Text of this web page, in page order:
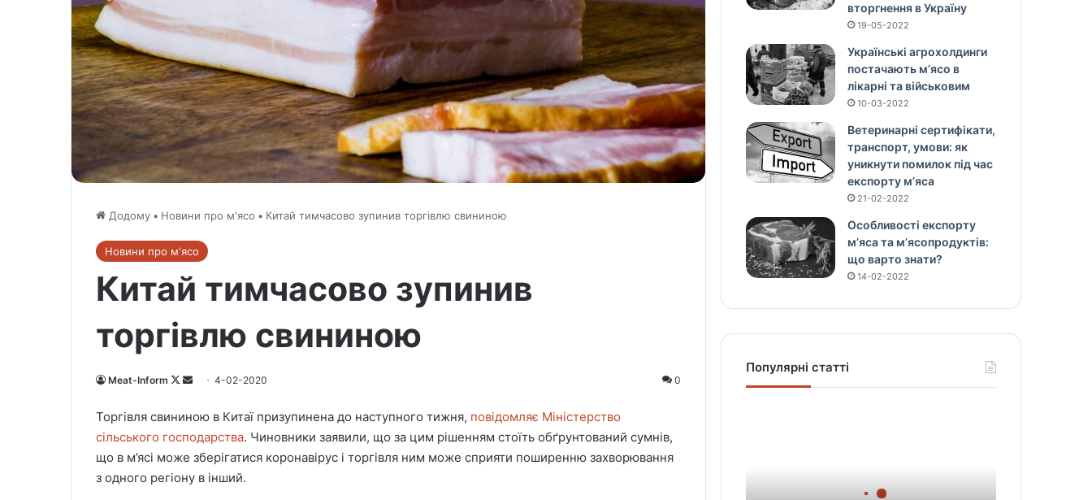
Додому • Новини про м'ясо • Китай тимчасово зупинив торгівлю свининою
Новини про м'ясо
Китай тимчасово зупинив
торгівлю свининою
Meat-Inform
F
l
l
o
w
n
d
a
n
4-02-2020 0
Торгівля свининою в Китаї призупинена до наступного тижня, повідомляє Міністерство
сільського господарства. Чиновники заявили, що за цим рішенням стоїть обґрунтований сумнів,
що в м’ясі може зберігатися коронавірус і торгівля ним може сприяти поширенню захворювання
з одного регіону в інший.
вторгнення в Україну
19-05-2022
Українські агрохолдинги
постачають м’ясо в
лікарні та військовим
10-03-2022
Ветеринарні сертифікати,
транспорт, умови: як
уникнути помилок під час
експорту м’яса
21-02-2022
Особливості експорту
м’яса та м’ясопродуктів:
що варто знати?
14-02-2022
Популярні статті